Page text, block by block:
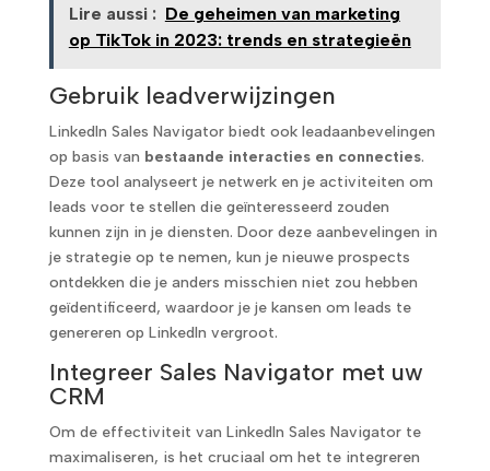
Lire aussi : De geheimen van marketing
op TikTok in 2023: trends en strategieën
Gebruik leadverwijzingen
LinkedIn Sales Navigator biedt ook leadaanbevelingen
op basis van bestaande interacties en connecties.
Deze tool analyseert je netwerk en je activiteiten om
leads voor te stellen die geïnteresseerd zouden
kunnen zijn in je diensten. Door deze aanbevelingen in
je strategie op te nemen, kun je nieuwe prospects
ontdekken die je anders misschien niet zou hebben
geïdentificeerd, waardoor je je kansen om leads te
genereren op LinkedIn vergroot.
Integreer Sales Navigator met uw
CRM
Om de effectiviteit van LinkedIn Sales Navigator te
maximaliseren, is het cruciaal om het te integreren